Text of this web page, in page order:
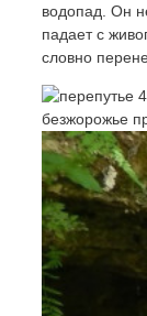
водопад. Он
падает с
словно